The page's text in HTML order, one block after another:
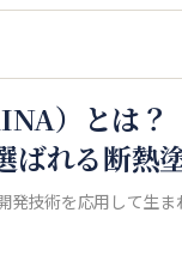
）とは？
ばれる断熱
発技術を応用して生